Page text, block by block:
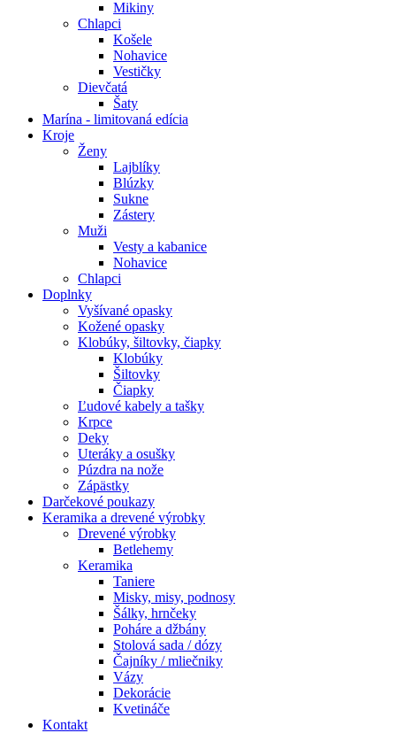
Mikiny
Chlapci
Košele
Nohavice
Vestičky
Dievčatá
Šaty
Marína - limitovaná edícia
Kroje
Ženy
Lajblíky
Blúzky
Sukne
Zástery
Muži
Vesty a kabanice
Nohavice
Chlapci
Doplnky
Vyšívané opasky
Kožené opasky
Klobúky, šiltovky, čiapky
Klobúky
Šiltovky
Čiapky
Ľudové kabely a tašky
Krpce
Deky
Uteráky a osušky
Púzdra na nože
Zápästky
Darčekové poukazy
Keramika a drevené výrobky
Drevené výrobky
Betlehemy
Keramika
Taniere
Misky, misy, podnosy
Šálky, hrnčeky
Poháre a džbány
Stolová sada / dózy
Čajníky / mliečniky
Vázy
Dekorácie
Kvetináče
Kontakt